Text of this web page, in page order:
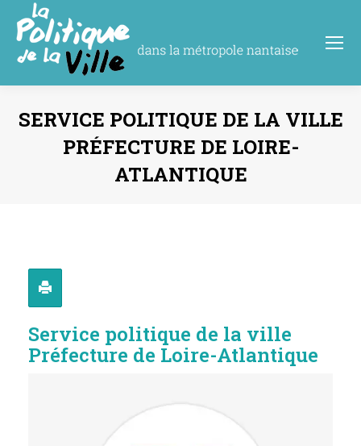
SERVICE POLITIQUE DE LA VILLE
PRÉFECTURE DE LOIRE-
ATLANTIQUE
Service politique de la ville
Préfecture de Loire-Atlantique